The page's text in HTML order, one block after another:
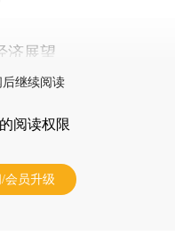
济展望
后继续阅读
阅读权限
会员升级